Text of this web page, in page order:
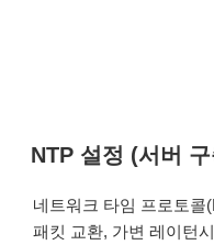
NTP 설정 (서버
네트워크 타임 프로토콜
패킷 교환, 가변 레이턴